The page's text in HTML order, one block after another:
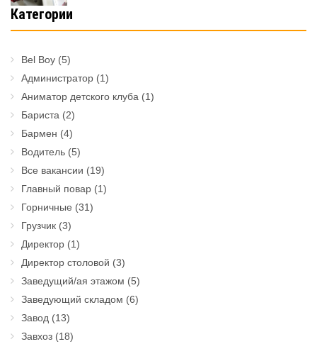
Категории
Bel Boy (5)
Администратор (1)
Аниматор детского клуба (1)
Бариста (2)
Бармен (4)
Водитель (5)
Все вакансии (19)
Главный повар (1)
Горничные (31)
Грузчик (3)
Директор (1)
Директор столовой (3)
Заведущий/ая этажом (5)
Заведующий складом (6)
Завод (13)
Завхоз (18)